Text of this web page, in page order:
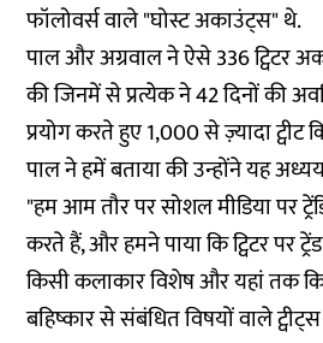
फॉलोवर्स वाले "घोस्ट अकाउंट्स" थे.
पाल और अग्रवाल ने ऐसे 336 ट्विटर
की जिनमें से प्रत्येक ने 42 दिनों की
प्रयोग करते हुए 1,000 से ज़्यादा ट्वीट
पाल ने हमें बताया की उन्होंने यह
"हम आम तौर पर सोशल मीडिया पर
करते हैं, और हमने पाया कि ट्विटर पर
किसी कलाकार विशेष और यहां तक
बहिष्कार से संबंधित विषयों वाले